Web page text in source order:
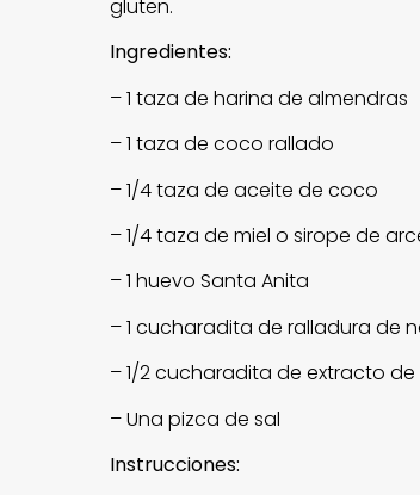
gluten.
Ingredientes:
– 1 taza de harina de almendras
– 1 taza de coco rallado
– 1/4 taza de aceite de coco
– 1/4 taza de miel o sirope de
– 1 huevo Santa Anita
– 1 cucharadita de ralladura de
– 1/2 cucharadita de extracto de
– Una pizca de sal
Instrucciones: